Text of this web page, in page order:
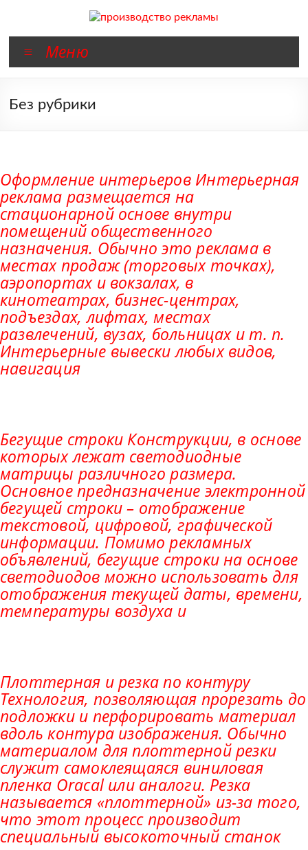
производство
рекламы
изготовление
рекламы
Меню
Без рубрики
Оформление интерьеров Интерьерная
реклама размещается на
стационарной основе внутри
помещений общественного
назначения. Обычно это реклама в
местах продаж (торговых точках),
аэропортах и вокзалах, в
кинотеатрах, бизнес-центрах,
подъездах, лифтах, местах
развлечений, вузах, больницах и т. п.
Интерьерные вывески любых видов,
навигация
Бегущие строки Конструкции, в основе
которых лежат светодиодные
матрицы различного размера.
Основное предназначение электронной
бегущей строки – отображение
текстовой, цифровой, графической
информации. Помимо рекламных
объявлений, бегущие строки на основе
светодиодов можно использовать для
отображения текущей даты, времени,
температуры воздуха и
Плоттерная и резка по контуру
Технология, позволяющая прорезать до
подложки и перфорировать материал
вдоль контура изображения. Обычно
материалом для плоттерной резки
служит самоклеящаяся виниловая
пленка Oracal или аналоги. Резка
называется «плоттерной» из-за того,
что этот процесс производит
специальный высокоточный станок